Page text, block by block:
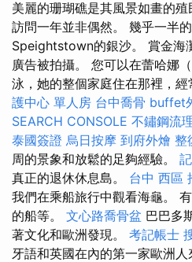
美麗的珊瑚礁是其風景如畫的
訪問一年並非偶然。 幾乎一半
Speightstown的銀沙。 賞金海
廣告被拍攝。 您可以在蕾哈娜
泳，她的整個家庭住在那裡，
護中心 單人房 台中喬骨 buffet
SEARCH CONSOLE 不鏽鋼流
泰國簽證 烏日按摩 到府外燴 整
周的景象和放鬆的足夠經驗。
真正的退休休息島。 台中 西區
我們在乘船旅行中觀看海龜。
的船等。 文心路喬骨盆 巴巴多
著文化和歐洲發現。 考記帳士
牙語和英國在內的第一家歐洲人